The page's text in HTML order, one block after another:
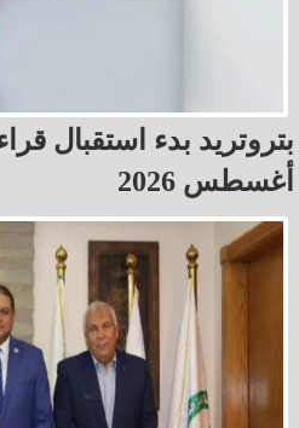
بتروتريد بدء استقبال
أغسطس 2026